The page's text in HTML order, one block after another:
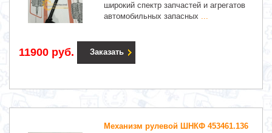
широкий спектр запчастей и агрегатов
автомобильных запасных ...
11900 руб. Заказать
Механизм рулевой ШНКФ 453461.136